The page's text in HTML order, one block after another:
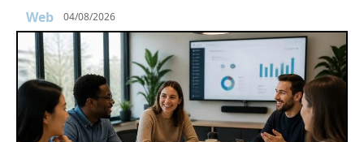
Web 04/08/2026